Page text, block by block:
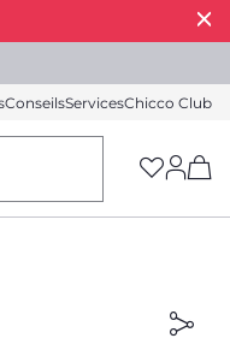
ConseilsServicesChicco Club